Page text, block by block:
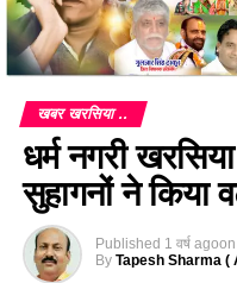
खबर खरसिया ..
धर्म नगरी
सुहागनों ने किया
Published 1 वर्ष agoon
By Tapesh Sharma (